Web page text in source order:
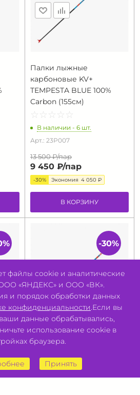
Палки лыжные
карбоновые KV+
TEMPESTA BLUE 100%
Carbon (155см)
☆ ☆ ☆ ☆ ☆
★ ★ ★ ★ ★
В наличии - 6 шт.
Арт.: 23P007
13 500 ₽/пар
9 450 ₽/пар
-30% Экономия 4 050 ₽
В КОРЗИНУ
Палки лыжные
TEMPESTA BLUE 100%
Carbon (165см)
-30%
файлы cookie и аналитические
«ЯНДЕКС» и ООО «ВК».
и порядок обработки данных
конфиденциальности.Если вы
данные обрабатывались,
использование cookie в
браузера.
Принять